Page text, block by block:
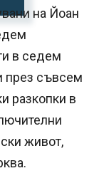
на Йоан
в седем
през съвсем
разкопки в
живот,